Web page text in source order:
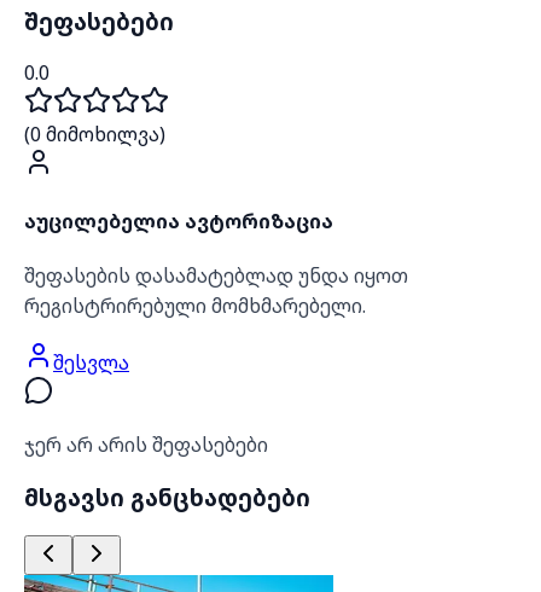
შეფასებები
0.0
(0მიმოხილვა)
აუცილებელია ავტორიზაცია
შეფასების დასამატებლად უნდა იყოთ
რეგისტრირებული მომხმარებელი.
შესვლა
ჯერ არ არის შეფასებები
მსგავსი განცხადებები